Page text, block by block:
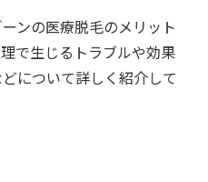
ンの医療脱毛のメリット
で生じるトラブルや効果
について詳しく紹介して